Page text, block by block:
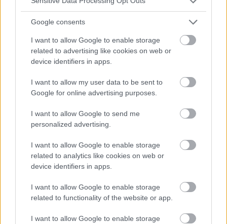
Google consents
I want to allow Google to enable storage
related to advertising like cookies on web or
device identifiers in apps.
I want to allow my user data to be sent to
Google for online advertising purposes.
I want to allow Google to send me
personalized advertising.
I want to allow Google to enable storage
related to analytics like cookies on web or
device identifiers in apps.
I want to allow Google to enable storage
related to functionality of the website or app.
I want to allow Google to enable storage
¡Píldora del día después sólo con receta!
que estipula que la píldora del día después sólo se venderá
con receta médica.